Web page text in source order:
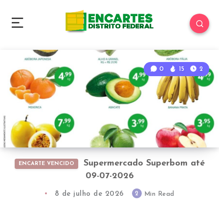
0 15 2
ENCARTE VENCIDO
Supermercado Superbom até
09-07-2026
8 de julho de 2026 2 Min Read